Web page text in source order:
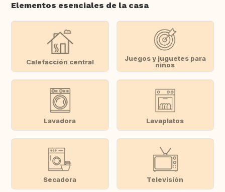
Elementos esenciales de la casa
Calefacción central
Juegos y juguetes para
niños
Lavadora Lavaplatos
Secadora Televisión